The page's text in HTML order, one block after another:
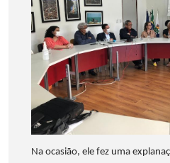
Na ocasião, ele fez uma